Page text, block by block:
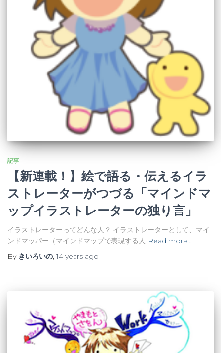
記事
【新連載！】絵で語る・伝えるイラ
ストレーターがつづる「マインドマ
ップイラストレーターの独り言」
イラストレーターってどんな人？ イラストレーターとして、マイ
ンドマッパー（マインドマップで表現する人 Read more…
By きいろいの,14 years ago